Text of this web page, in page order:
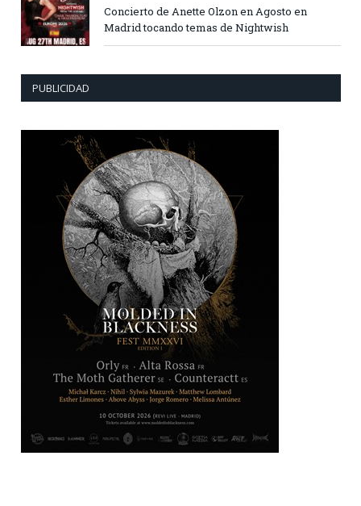
Concierto de Anette Olzon en Agosto en
Madrid tocando temas de Nightwish
PUBLICIDAD